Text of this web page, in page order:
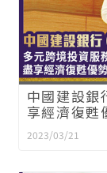
中國建設銀
享經濟復甦
2023/03/21